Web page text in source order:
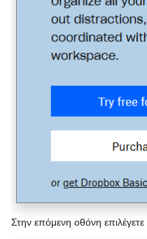
Στην επόμενη οθόνη επιλέγετε